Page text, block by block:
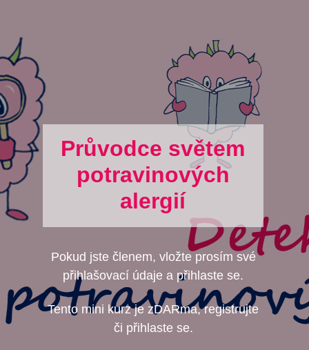
Průvodce světem
potravinových
alergií
Pokud jste členem, vložte prosím své
přihlašovací údaje a přihlaste se.
Tento mini kurz je zDARma, registrujte
či přihlaste se.